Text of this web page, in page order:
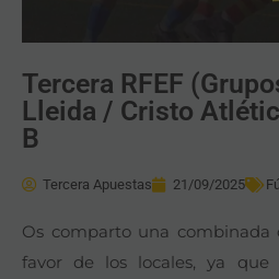
Tercera RFEF
Lleida / Cristo
B
Tercera Apuestas 21/09/2025
Os comparto una
favor de los locales, ya que